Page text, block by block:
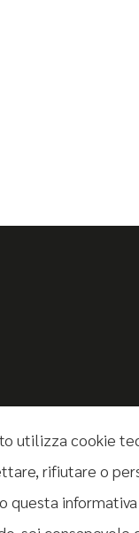
utilizza cookie
rifiutare o
questa